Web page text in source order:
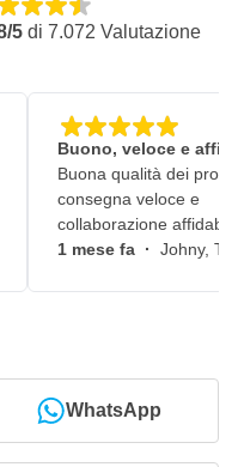
5 di 7.072 Valutazione
Buono, veloce e
Buona qualità dei
consegna veloce e
collaborazione
1 mese fa · Johny,
WhatsApp